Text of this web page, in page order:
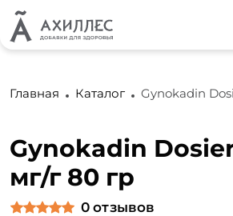
Главная Каталог Gynokadin
Gynokadin
мг/г 80 гр
0 отзывов